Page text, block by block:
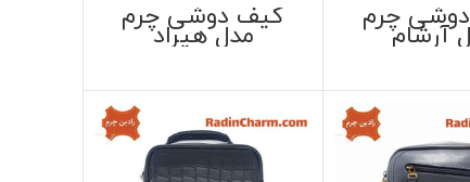
چرم
آرشام
کیف دوشی چرم
مدل هیراد